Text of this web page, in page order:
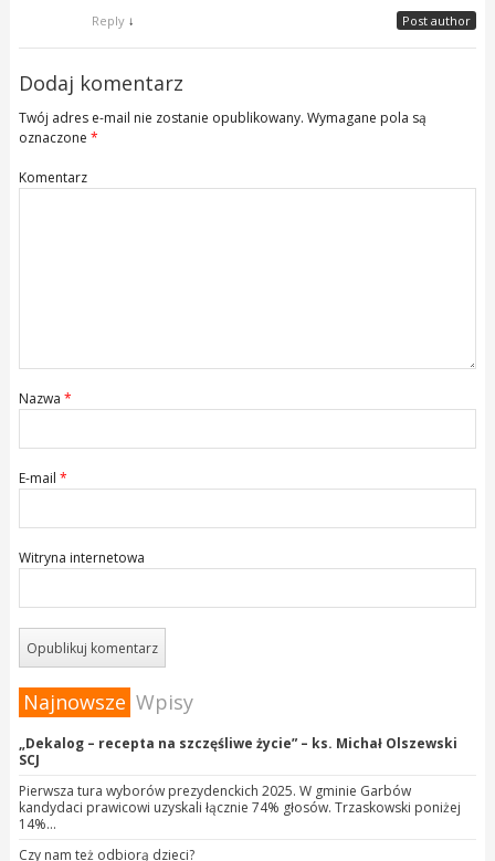
Post author
Reply ↓
Dodaj komentarz
Twój adres e-mail nie zostanie opublikowany. Wymagane pola są
oznaczone *
Komentarz
Nazwa *
E-mail *
Witryna internetowa
Najnowsze Wpisy
„Dekalog – recepta na szczęśliwe życie” – ks. Michał Olszewski
SCJ
Pierwsza tura wyborów prezydenckich 2025. W gminie Garbów
kandydaci prawicowi uzyskali łącznie 74% głosów. Trzaskowski poniżej
14%…
Czy nam też odbiorą dzieci?